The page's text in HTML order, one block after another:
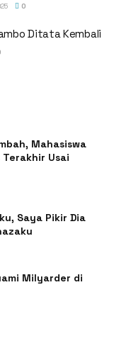
0
Ditata Kembali
Mahasiswa
Terakhir Usai
Saya Pikir Dia
Milyarder di